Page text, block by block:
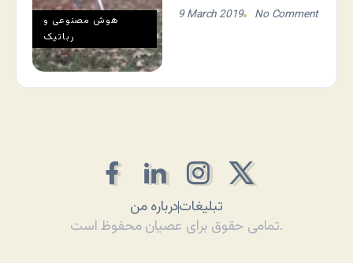
هوش مصنوعی و
رباتیک
9 March 2019 No Comment
درباره منتبلیغات
تمامی حقوق برای عصیان محفوظ است.